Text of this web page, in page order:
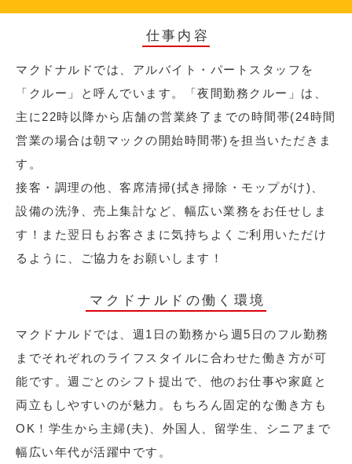
仕事内容
マクドナルドでは、アルバイト・パートスタッフを
「クルー」と呼んでいます。「夜間勤務クルー」は、
主に22時以降から店舗の営業終了までの時間帯(24時間
営業の場合は朝マックの開始時間帯)を担当いただきま
す。
接客・調理の他、客席清掃(拭き掃除・モップがけ)、
設備の洗浄、売上集計など、幅広い業務をお任せしま
す！また翌日もお客さまに気持ちよくご利用いただけ
るように、ご協力をお願いします！
マクドナルドの働く環境
マクドナルドでは、週1日の勤務から週5日のフル勤務
までそれぞれのライフスタイルに合わせた働き方が可
能です。週ごとのシフト提出で、他のお仕事や家庭と
両立もしやすいのが魅力。もちろん固定的な働き方も
OK！学生から主婦(夫)、外国人、留学生、シニアまで
幅広い年代が活躍中です。